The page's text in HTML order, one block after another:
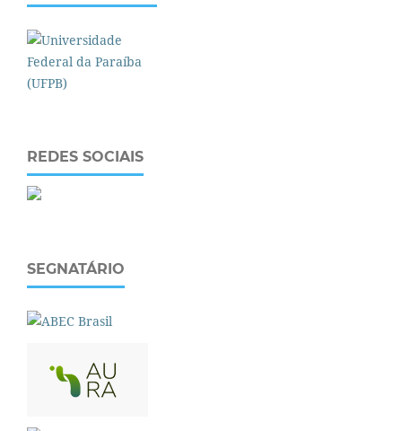
REDES SOCIAIS
SEGNATÁRIO